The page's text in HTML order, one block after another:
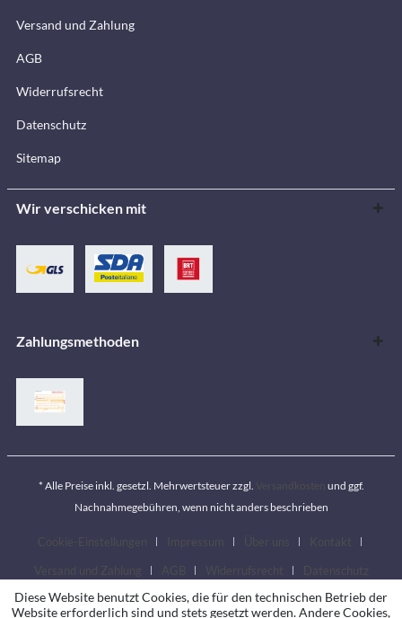
Versand und Zahlung
AGB
Widerrufsrecht
Datenschutz
Sitemap
Wir verschicken mit
Zahlungsmethoden
* Alle Preise inkl. gesetzl. Mehrwertsteuer zzgl.
und ggf.
Nachnahmegebühren, wenn nicht anders beschrieben
Diese Website benutzt Cookies, die für den technischen Betrieb der
Website erforderlich sind und stets gesetzt werden. Andere Cookies,